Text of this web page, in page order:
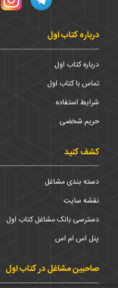
درباره کتاب اول
درباره کتاب اول
تماس با کتاب اول
شرایط استفاده
حریم شخضی
کشف کنید
دسته بندی مشاغل
نقشه سایت
دسترسی بانک مشاغل کتاب اول
پنل اس ام اس
صاحبین مشاغل در کتاب اول